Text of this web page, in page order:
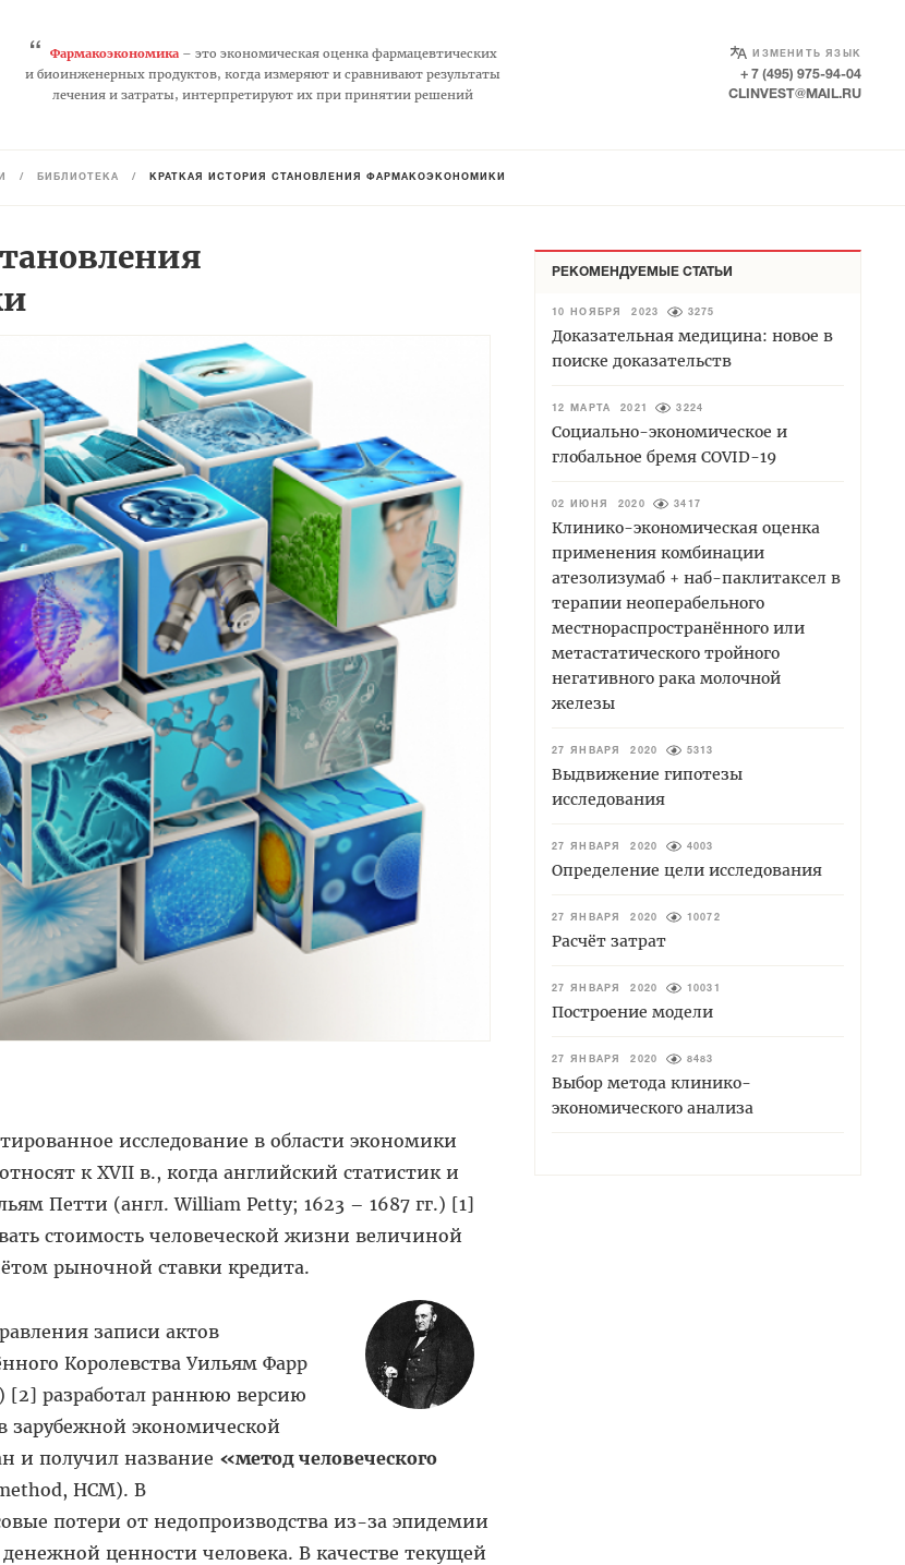
“ Фармакоэкономика– это экономическая оценка фармацевтических
и биоинженерных продуктов, когда измеряют и сравнивают результаты
лечения и затраты, интерпретируют их при принятии решений
ИЗМЕНИТЬ ЯЗЫК
SELECT LANGUAGE
+ 7 (495) 975-94-04
CLINVEST@MAIL.RU
/ БИБЛИОТЕКА / КРАТКАЯ ИСТОРИЯ СТАНОВЛЕНИЯ ФАРМАКОЭКОНОМИКИ
исследование в области экономики
к XVII в., когда английский статистик и
Петти (англ. William Petty; 1623 – 1687 гг.) [1]
стоимость человеческой жизни величиной
рыночной ставки кредита.
записи актов
Королевства Уильям Фарр
[2] разработал раннюю версию
зарубежной экономической
и получил название «метод человеческого
HCM). В
потери от недопроизводства из-за эпидемии
ценности человека. В качестве текущей
РЕКОМЕНДУЕМЫЕ СТАТЬИ
10 НОЯБРЯ 2023 3275
Доказательная медицина: новое в
поиске доказательств
12 МАРТА 2021 3224
Социально-экономическое и
глобальное бремя COVID-19
02 ИЮНЯ 2020 3417
Клинико-экономическая оценка
применения комбинации
атезолизумаб + наб-паклитаксел в
терапии неоперабельного
местнораспространённого или
метастатического тройного
негативного рака молочной
железы
27 ЯНВАРЯ 2020 5313
Выдвижение гипотезы
исследования
27 ЯНВАРЯ 2020 4003
Определение цели исследования
27 ЯНВАРЯ 2020 10072
Расчёт затрат
27 ЯНВАРЯ 2020 10031
Построение модели
27 ЯНВАРЯ 2020 8483
Выбор метода клинико-
экономического анализа